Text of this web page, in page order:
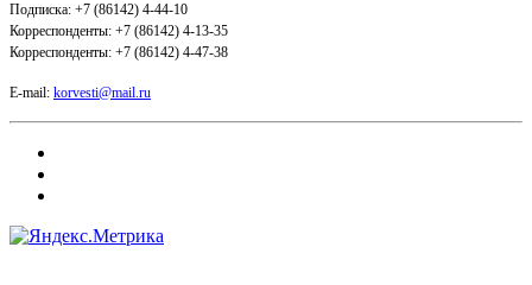
Подписка: +7 (86142) 4-44-10
Корреспонденты: +7 (86142) 4-13-35
Корреспонденты: +7 (86142) 4-47-38
E-mail: korvesti@mail.ru